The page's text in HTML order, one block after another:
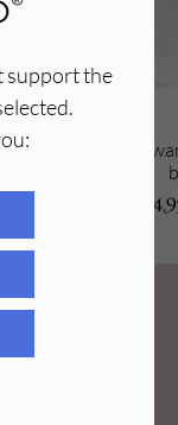
support the
Waciki